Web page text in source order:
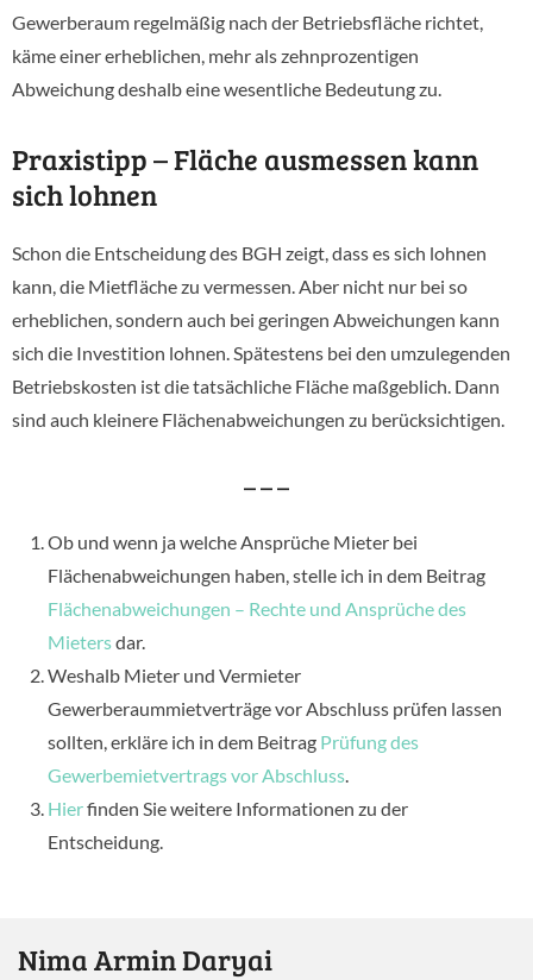
Gewerberaum regelmäßig nach der Betriebsfläche richtet,
käme einer erheblichen, mehr als zehnprozentigen
Abweichung deshalb eine wesentliche Bedeutung zu.
Praxistipp – Fläche ausmessen kann
sich lohnen
Schon die Entscheidung des BGH zeigt, dass es sich lohnen
kann, die Mietfläche zu vermessen. Aber nicht nur bei so
erheblichen, sondern auch bei geringen Abweichungen kann
sich die Investition lohnen. Spätestens bei den umzulegenden
Betriebskosten ist die tatsächliche Fläche maßgeblich. Dann
sind auch kleinere Flächenabweichungen zu berücksichtigen.
– – –
Ob und wenn ja welche Ansprüche Mieter bei
Flächenabweichungen haben, stelle ich in dem Beitrag
Flächenabweichungen – Rechte und Ansprüche des
Mietersdar.
Weshalb Mieter und Vermieter
Gewerberaummietverträge vor Abschluss prüfen lassen
sollten, erkläre ich in dem Beitrag Prüfung des
Gewerbemietvertrags vor Abschluss.
Hierfinden Sie weitere Informationen zu der
Entscheidung.
Nima Armin Daryai